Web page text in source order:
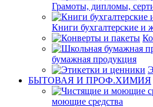
Грамоты, дипломы,
Книги бухгалтерские и
бумажная продукция
БЫТОВАЯ И ПРОФ.ХИМИЯ
моющие средства